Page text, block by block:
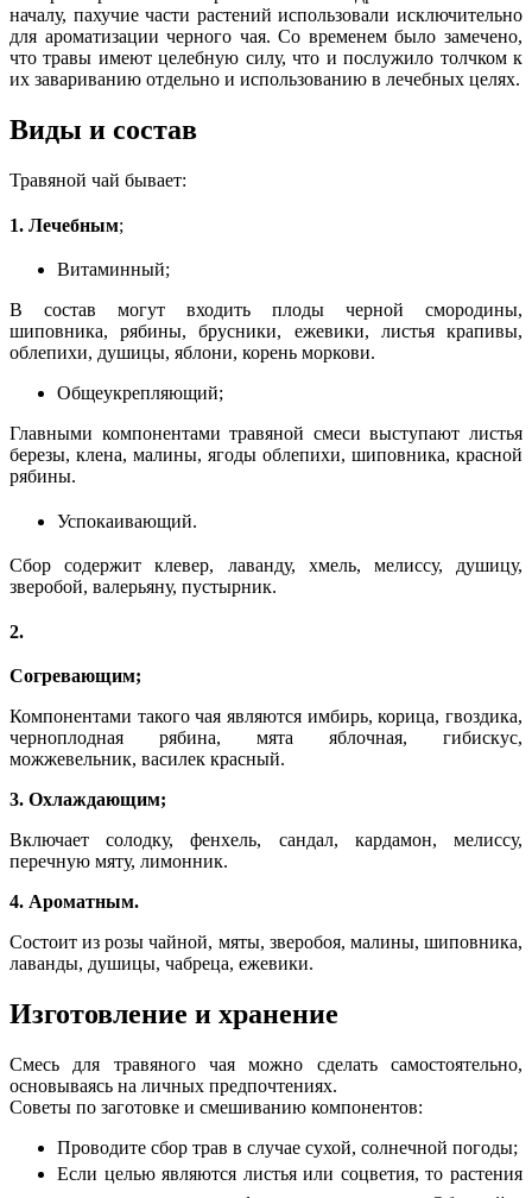
началу, пахучие части растений использовали исключительно
для ароматизации черного чая. Со временем было замечено,
что травы имеют целебную силу, что и послужило толчком к
их завариванию отдельно и использованию в лечебных целях.
Виды и состав
Травяной чай бывает:
1. Лечебным;
Витаминный;
В состав могут входить плоды черной смородины,
шиповника, рябины, брусники, ежевики, листья крапивы,
облепихи, душицы, яблони, корень моркови.
Общеукрепляющий;
Главными компонентами травяной смеси выступают листья
березы, клена, малины, ягоды облепихи, шиповника, красной
рябины.
Успокаивающий.
Сбор содержит клевер, лаванду, хмель, мелиссу, душицу,
зверобой, валерьяну, пустырник.
2.
Согревающим;
Компонентами такого чая являются имбирь, корица, гвоздика,
черноплодная рябина, мята яблочная, гибискус,
можжевельник, василек красный.
3. Охлаждающим;
Включает солодку, фенхель, сандал, кардамон, мелиссу,
перечную мяту, лимонник.
4. Ароматным.
Состоит из розы чайной, мяты, зверобоя, малины, шиповника,
лаванды, душицы, чабреца, ежевики.
Изготовление и хранение
Смесь для травяного чая можно сделать самостоятельно,
основываясь на личных предпочтениях.
Советы по заготовке и смешиванию компонентов:
Проводите сбор трав в случае сухой, солнечной погоды;
Если целью являются листья или соцветия, то растения